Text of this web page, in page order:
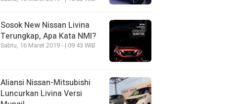
Sosok New Nissan Livina
Terungkap, Apa Kata NMI?
Sabtu, 16 Maret 2019 - | 09:43 WIB
Aliansi Nissan-Mitsubishi
Luncurkan Livina Versi